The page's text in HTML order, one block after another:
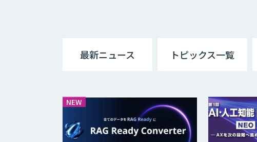
最新ニュース トピックス一覧
NEW